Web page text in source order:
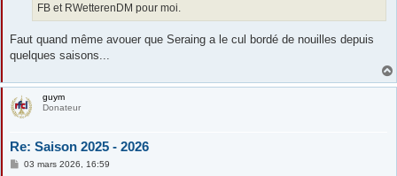
FB et RWetterenDM pour moi.
Faut quand même avouer que Seraing a le cul bordé de nouilles depuis
quelques saisons...
guym
Donateur
Re: Saison 2025 - 2026
M03 mars 2026, 16:59